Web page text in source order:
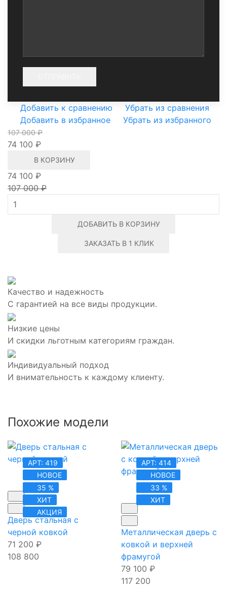
Добавить к сравнению
Убрать из сравнения
Добавить в избранное
Убрать из избранного
107 000 ₽
74 100 ₽
В КОРЗИНУ
74 100 ₽
107 000 ₽
ДОБАВИТЬ В КОРЗИНУ
ЗАКАЗАТЬ В 1 КЛИК
Качество и надежность
С гарантией на все виды продукции.
Низкие цены
И скидки льготным категориям граждан.
Индивидуальный подход
И внимательность к каждому клиенту.
Похожие модели
АРТ: 419
НОВОЕ
35 %
ХИТ
АКЦИЯ
Дверь стальная с
черной ковкой
71 200 ₽
108 800
АРТ: 414
НОВОЕ
33 %
ХИТ
Металлическая дверь с
ковкой и верхней
фрамугой
79 100 ₽
117 200